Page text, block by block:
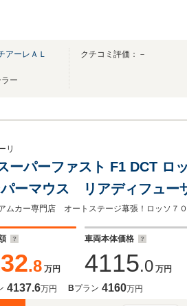
アーレＡＬ
ー
クチコミ評価：－
リ
ーパーファスト F1 DCT
パーマウス リアディフュ
ュインサート LEDステ
ムカー専門店 オートステージ幕張！ロッソ
.8 万円
車両本体価格
4115.0 万円
4137.6万円 Bプラン 4160万円